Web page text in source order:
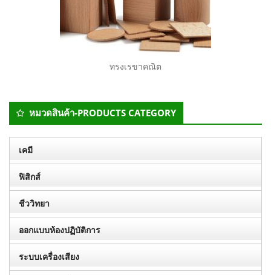
ทรงเรขาคณิต
Secondary
Sidebar
หมวดสินค้า-PRODUCTS CATEGORY
เคมี
ฟิสิกส์
ชีววิทยา
ออกแบบห้องปฏิบัติการ
ระบบเครื่องเสียง